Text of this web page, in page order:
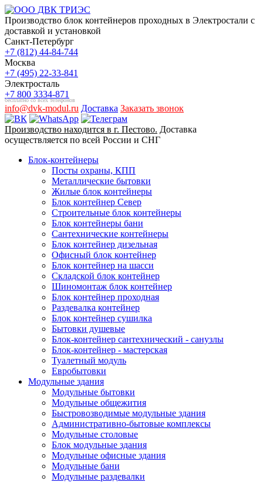
Производство блок контейнеров проходных в Электростали с
доставкой и установкой
Санкт-Петербург
+7 (812) 44-84-744
Москва
+7 (495) 22-33-841
Электросталь
+7 800 3334-871
бесплатно со всех телефонов
info@dvk-modul.ru Доставка Заказать звонок
Производство находится в г. Пестово. Доставка
осуществляется по всей России и СНГ
Блок-контейнеры
Посты охраны, КПП
Металлические бытовки
Жилые блок контейнеры
Блок контейнер Север
Строительные блок контейнеры
Блок контейнеры бани
Сантехнические контейнеры
Блок контейнер дизельная
Офисный блок контейнер
Блок контейнер на шасси
Складской блок контейнер
Шиномонтаж блок контейнер
Блок контейнер проходная
Раздевалка контейнер
Блок контейнер сушилка
Бытовки душевые
Блок-контейнер сантехнический - санузлы
Блок-контейнер - мастерская
Туалетный модуль
Евробытовки
Модульные здания
Модульные бытовки
Модульные общежития
Быстровозводимые модульные здания
Административно-бытовые комплексы
Модульные столовые
Блок модульные здания
Модульные офисные здания
Модульные бани
Модульные раздевалки